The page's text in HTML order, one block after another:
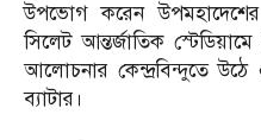
উপভোগ করেন
সিলেট আন্তর্জাতিক
আলোচনার কেন্দ্রবিন্দুতে উঠে
ব্যাটার।